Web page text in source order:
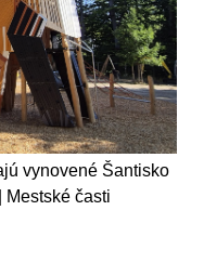
vynovené Šantisko
Mestské časti